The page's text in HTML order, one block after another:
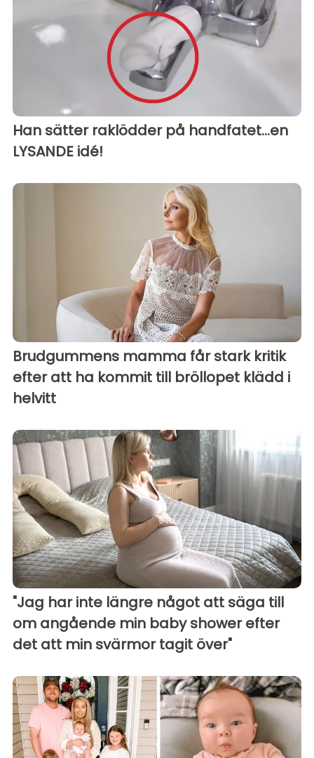
Han sätter raklödder på handfatet...en
LYSANDE idé!
Brudgummens mamma får stark kritik
efter att ha kommit till bröllopet klädd i
helvitt
"Jag har inte längre något att säga till
om angående min baby shower efter
det att min svärmor tagit över"